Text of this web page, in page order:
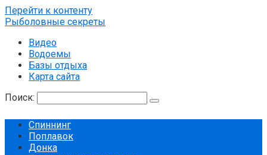
Перейти к контенту
Рыболовные секреты
Видео
Водоемы
Базы отдыха
Карта сайта
Поиск:
Спиннинг
Поплавок
Донка